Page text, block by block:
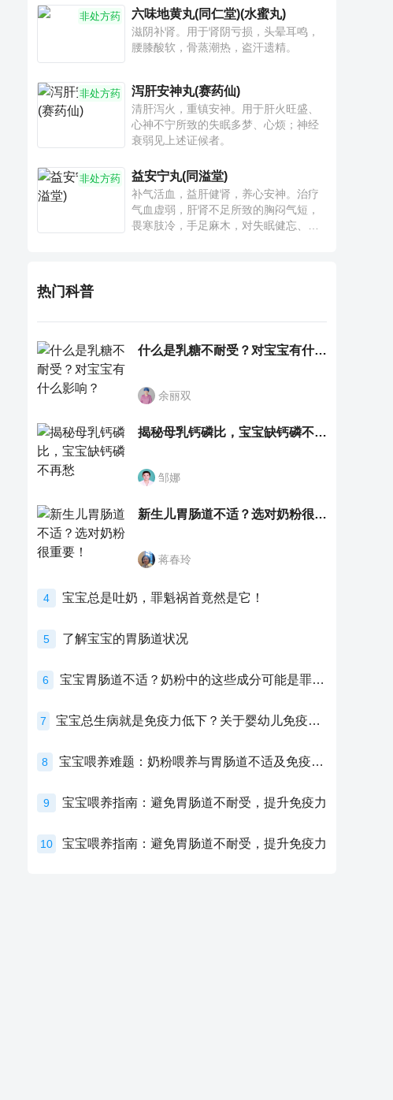
非处方药 六味地黄丸(同仁堂)(水蜜丸)
滋阴补肾。用于肾阴亏损，头晕耳鸣，
腰膝酸软，骨蒸潮热，盗汗遗精。
非处方药 泻肝安神丸(赛药仙)
清肝泻火，重镇安神。用于肝火旺盛、
心神不宁所致的失眠多梦、心烦；神经
衰弱见上述证候者。
非处方药 益安宁丸(同溢堂)
补气活血，益肝健肾，养心安神。治疗
气血虚弱，肝肾不足所致的胸闷气短，
畏寒肢冷，手足麻木，对失眠健忘、神
热门科普
什么是乳糖不耐受？对宝宝有什么影响？
余丽双
揭秘母乳钙磷比，宝宝缺钙磷不再愁
邹娜
新生儿胃肠道不适？选对奶粉很重要！
蒋春玲
4 宝宝总是吐奶，罪魁祸首竟然是它！
5 了解宝宝的胃肠道状况
6 宝宝胃肠道不适？奶粉中的这些成分可能是罪魁祸首！
7 宝宝总生病就是免疫力低下？关于婴幼儿免疫力的真相，家长必须了解！
8 宝宝喂养难题：奶粉喂养与胃肠道不适及免疫力提升的奥秘
9 宝宝喂养指南：避免胃肠道不耐受，提升免疫力
10 宝宝喂养指南：避免胃肠道不耐受，提升免疫力